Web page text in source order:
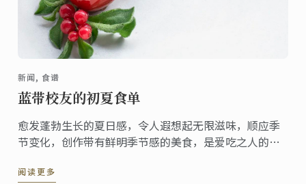
新闻, 食谱
蓝带校友的初夏食单
愈发蓬勃生长的夏日感，令人遐想起无限滋味，顺应季
节变化，创作带有鲜明季节感的美食，是爱吃之人的一
创意，为你的时令菜单带去风味活力！
阅读更多